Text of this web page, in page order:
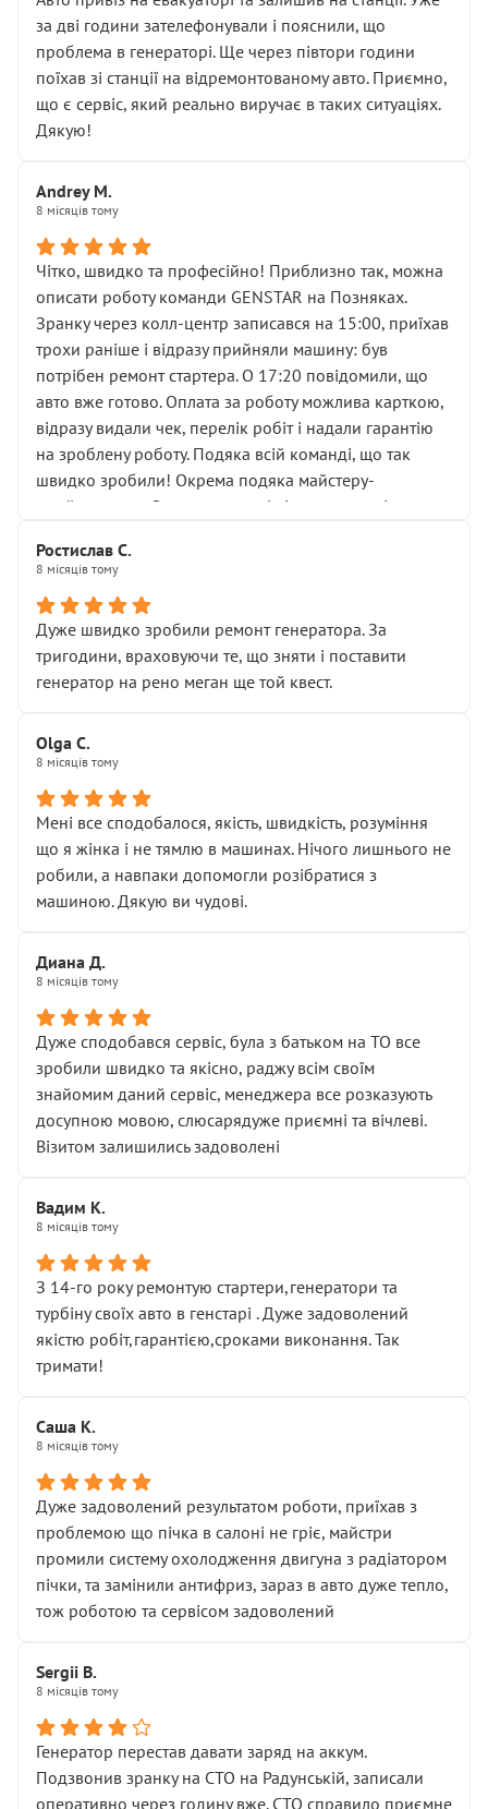
чіткого пояснення
( ну все зняли та доробили) дякую!
Окремий момент, який виглядає абсурдно:
мені заявили, що бачок гальмівної рідини потрібно
міняти разом із головним гальмівним циліндром у
Для людини, яка хоча б трохи розуміється на техніці,
це звучить як мінімум непрофесійно, а як максимум —
спроба продати дорогий вузол замість елементарних
ущільнювачів.
Що прикро — це не перший мій візит. Раніше міняв у
вас стартер, і тоді сервіс наче справив хороше
враження. Але згодом знайшов декілька гайок під
лобовим склом. Мені пояснили, що це “старі гайки, які
відкручували”, і попросили не хвилюватися. ( надіюсь
новий власник, не застяг в полі))
Але після нинішнього візиту такі дрібниці вже не
здаються дрібницями.
Я — клієнт, який працює на довірі, і саме її цей сервіс
Хотілося б більше:
• належної уваги до авто
• прозорості в роботах і рахунках
• реальної діагностики, а не формального
“подивились і поїхав”
На жаль, складається враження, що сервіс працює не
Стосовно комунікації - все добре
за дві години зателефонували і пояснили, що
проблема в генераторі. Ще через півтори години
поїхав зі станції на відремонтованому авто. Приємно,
що є сервіс, який реально виручає в таких ситуаціях.
Дякую!
Andrey M.
8 місяців тому
Чітко, швидко та професійно! Приблизно так, можна
описати роботу команди GENSTAR на Позняках.
Зранку через колл-центр записався на 15:00, приїхав
трохи раніше і відразу прийняли машину: був
потрібен ремонт стартера. О 17:20 повідомили, що
авто вже готово. Оплата за роботу можлива карткою,
відразу видали чек, перелік робіт і надали гарантію
на зроблену роботу. Подяка всій команді, що так
швидко зробили! Окрема подяка майстеру-
приймальнику Олександру: всі чітко та по суті.
звертатися до цього автосервісу.
Ростислав С.
8 місяців тому
Дуже швидко зробили ремонт генератора. За
тригодини, враховуючи те, що зняти і поставити
генератор на рено меган ще той квест.
Olga С.
8 місяців тому
Мені все сподобалося, якість, швидкість, розуміння
що я жінка і не тямлю в машинах. Нічого лишнього не
робили, а навпаки допомогли розібратися з
машиною. Дякую ви чудові.
Диана Д.
8 місяців тому
Дуже сподобався сервіс, була з батьком на ТО все
зробили швидко та якісно, раджу всім своїм
знайомим даний сервіс, менеджера все розказують
досупною мовою, слюсарядуже приємні та вічлеві.
Візитом залишились задоволені
Вадим К.
8 місяців тому
З 14-го року ремонтую стартери,генератори та
турбіну своїх авто в генстарі . Дуже задоволений
якістю робіт,гарантією,сроками виконання. Так
тримати!
Саша К.
8 місяців тому
Дуже задоволений результатом роботи, приїхав з
проблемою що пічка в салоні не гріє, майстри
промили систему охолодження двигуна з радіатором
пічки, та замінили антифриз, зараз в авто дуже тепло,
тож роботою та сервісом задоволений
Sergii B.
8 місяців тому
Генератор перестав давати заряд на аккум.
Подзвонив зранку на СТО на Радунській, записали
оперативно через годину вже. СТО справило приємне